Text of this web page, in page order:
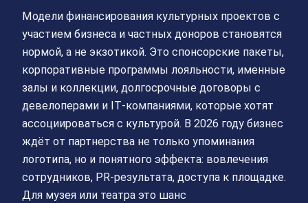
Модели финансирования культурных проектов с
участием бизнеса и частных доноров становятся
нормой, а не экзотикой. Это спонсорские пакеты,
корпоративные программы лояльности, именные
залы и коллекции, долгосрочные договоры с
девелоперами и IT‑компаниями, которые хотят
ассоциироваться с культурой. В 2026 году бизнес
ждёт от партнерства не только упоминания
логотипа, но и понятного эффекта: вовлечения
сотрудников, PR‑результата, доступа к площадке.
Для музея или театра это шанс